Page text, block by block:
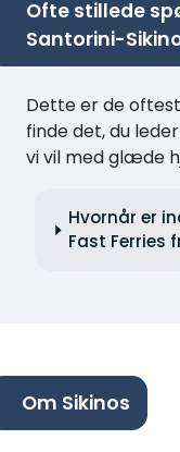
Ofte stillede
Santorini-
Dette er de
finde det, du
vi vil med glæde
Hvornår er
Fast Ferries
Om Sikinos